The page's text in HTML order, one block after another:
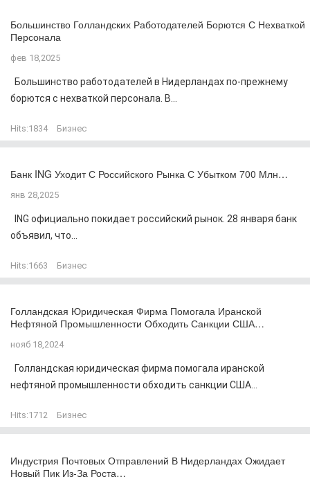
Большинство Голландских Работодателей Борются С Нехваткой
Персонала
фев 18,2025
Большинство работодателей в Нидерландах по-прежнему
борются с нехваткой персонала. В...
Hits:1834 Бизнес
Банк ING Уходит С Российского Рынка С Убытком 700 Млн…
янв 28,2025
ING официально покидает российский рынок. 28 января банк
объявил, что...
Hits:1663 Бизнес
Голландская Юридическая Фирма Помогала Иранской
Нефтяной Промышленности Обходить Санкции США…
нояб 18,2024
Голландская юридическая фирма помогала иранской
нефтяной промышленности обходить санкции США...
Hits:1712 Бизнес
Индустрия Почтовых Отправлений В Нидерландах Ожидает
Новый Пик Из-За Роста…